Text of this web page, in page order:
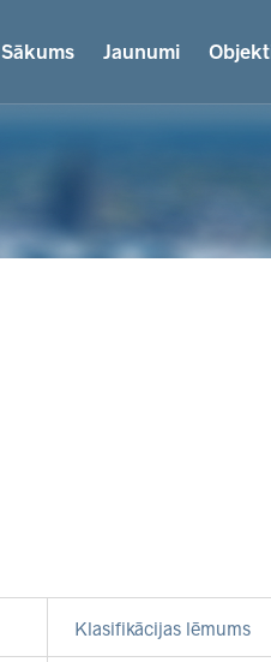
Sākums Jaunumi
Klasifikācijas lēmums